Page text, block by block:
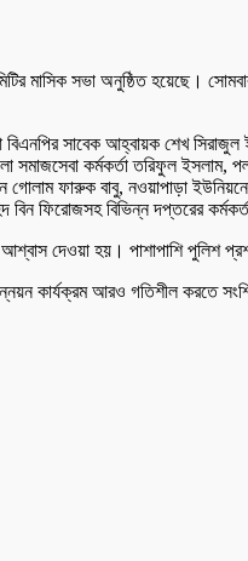
মাসিক সভা অনুষ্ঠিত হয়েছে।
সাবেক আহ্বায়ক শেখ
কর্মকর্তা তরিফুল ইসলাম,
ফারুক বাবু, নওয়াপাড়া ইউনিয়নের
বিন ফিরোজসহ বিভিন্ন দপ্তরের
দেওয়া হয়। পাশাপাশি পুলিশ
কার্যক্রম আরও গতিশীল করতে